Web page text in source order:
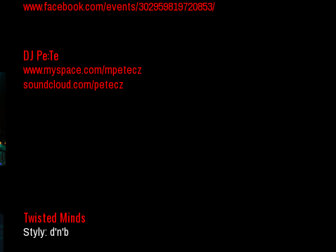
www.facebook.com/events/302959819720853/
DJ Pe:Te
www.myspace.com/mpetecz
soundcloud.com/petecz
Twisted Minds
Styly: d'n'b